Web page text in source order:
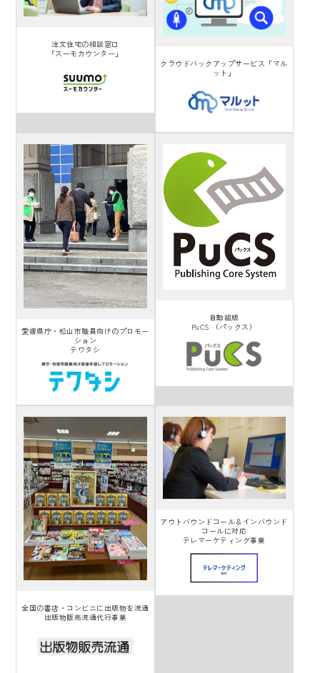
注文住宅の相談窓口
「スーモカウンター」
クラウドバックアップサービス「マル
ット」
愛媛県庁・松山市職員向けのプロモー
ション
テワタシ
自動組版
PuCS （パックス）
全国の書店・コンビニに出版物を流通
出版物販売流通代行事業
アウトバウンドコール＆インバウンド
コールに対応
テレマーケティング事業